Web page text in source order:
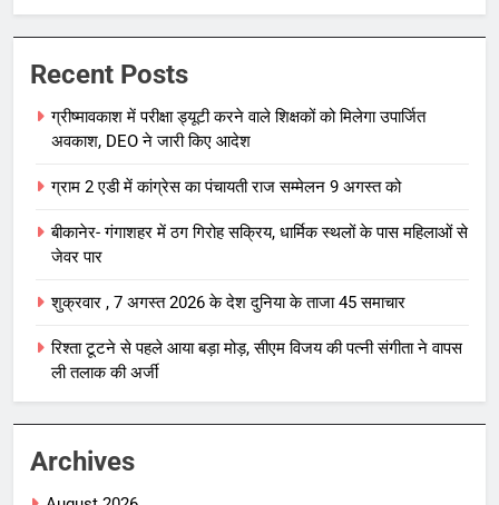
Recent Posts
ग्रीष्मावकाश में परीक्षा ड्यूटी करने वाले शिक्षकों को मिलेगा उपार्जित
अवकाश, DEO ने जारी किए आदेश
ग्राम 2 एडी में कांग्रेस का पंचायती राज सम्मेलन 9 अगस्त को
बीकानेर- गंगाशहर में ठग गिरोह सक्रिय, धार्मिक स्थलों के पास महिलाओं से
जेवर पार
शुक्रवार , 7 अगस्त 2026 के देश दुनिया के ताजा 45 समाचार
रिश्ता टूटने से पहले आया बड़ा मोड़, सीएम विजय की पत्नी संगीता ने वापस
ली तलाक की अर्जी
Archives